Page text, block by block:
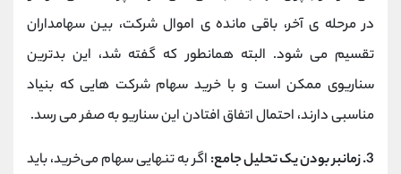
در مرحله ی آخر، باقی مانده ی اموال شرکت، بین سهامداران
تقسیم می شود. البته همانطور که گفته شد، این بدترین
سناریوی ممکن است و با خرید سهام شرکت هایی که بنیاد
مناسبی دارند، احتمال اتفاق افتادن این سناریو به صفر می رسد.
3. زمانبر بودن یک تحلیل جامع:
اگر به تنهایی سهام می‌خرید، باید